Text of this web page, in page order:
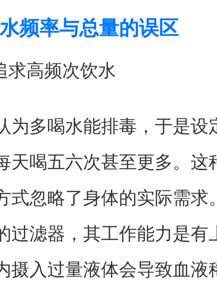
频率与总量的误区
求高频次饮水
为多喝水能排毒，于是设
天喝五六次甚至更多。这
式忽略了身体的实际需求
过滤器，其工作能力是有
摄入过量液体会导致血液